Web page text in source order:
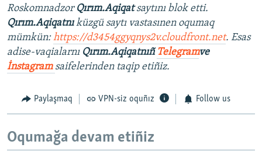
Roskomnadzor Qırım.Aqiqatsaytını blok etti.
Qırım.Aqiqatnıküzgü saytı vastasınen oqumaq
mümkün:https://d3454ggyqnys2v.cloudfront.net. Esas
adise-vaqialarnı Qırım.Aqiqatnıñ Telegramve
İnstagram saifelerinden taqip etiñiz.
Paylaşmaq VPN-siz oquñız Follow us
Oqumağa devam etiñiz